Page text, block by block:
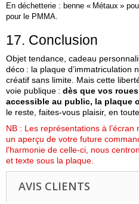
En déchetterie : benne « Métaux »
pour le PMMA.
17. Conclusion
Objet tendance, cadeau
déco : la plaque d’immatriculation
créatif sans limite. Mais cette
voie publique : dès que vos
accessible au public, la plaque
le reste, faites‑vous plaisir, en
NB : Les représentations à
un aperçu de votre future
l'harmonie de celle-ci, nous
et texte sous la plaque.
AVIS CLIENTS